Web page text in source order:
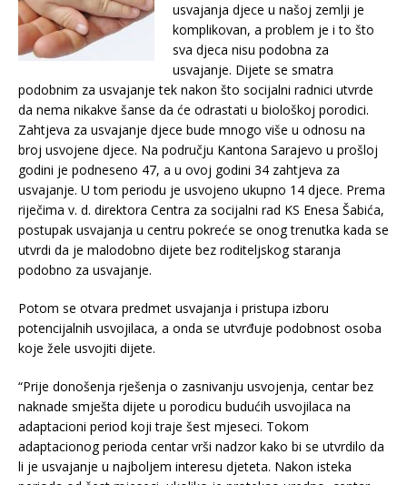
usvajanja djece u našoj zemlji je
komplikovan, a problem je i to što
sva djeca nisu podobna za
usvajanje. Dijete se smatra
podobnim za usvajanje tek nakon što socijalni radnici utvrde
da nema nikakve šanse da će odrastati u biološkoj porodici.
Zahtjeva za usvajanje djece bude mnogo više u odnosu na
broj usvojene djece. Na području Kantona Sarajevo u prošloj
godini je podneseno 47, a u ovoj godini 34 zahtjeva za
usvajanje. U tom periodu je usvojeno ukupno 14 djece. Prema
riječima v. d. direktora Centra za socijalni rad KS Enesa Šabića,
postupak usvajanja u centru pokreće se onog trenutka kada se
utvrdi da je malodobno dijete bez roditeljskog staranja
podobno za usvajanje.
Potom se otvara predmet usvajanja i pristupa izboru
potencijalnih usvojilaca, a onda se utvrđuje podobnost osoba
koje žele usvojiti dijete.
“Prije donošenja rješenja o zasnivanju usvojenja, centar bez
naknade smješta dijete u porodicu budućih usvojilaca na
adaptacioni period koji traje šest mjeseci. Tokom
adaptacionog perioda centar vrši nadzor kako bi se utvrdilo da
li je usvajanje u najboljem interesu djeteta. Nakon isteka